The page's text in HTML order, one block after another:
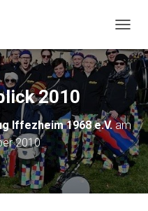
2010
Iffezheim 1968 e.V.am
2010